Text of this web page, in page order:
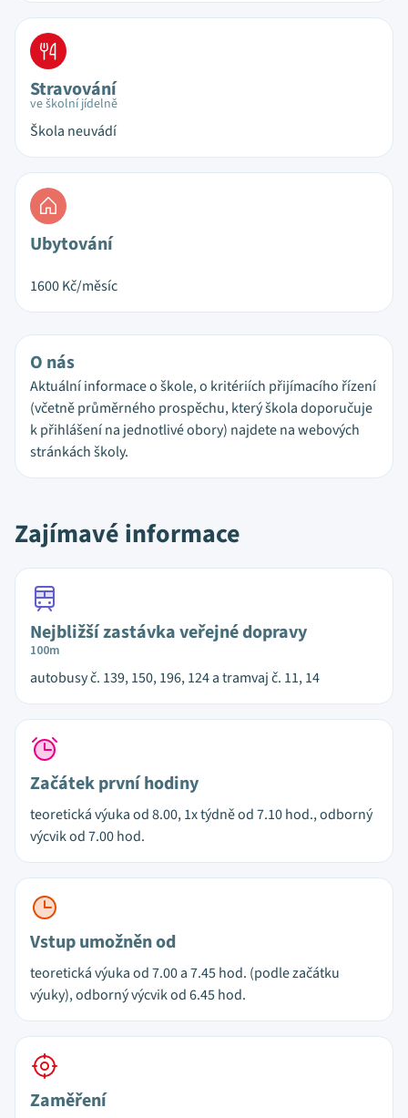
Stravování
ve školní jídelně
Škola neuvádí
Ubytování
1600Kč/měsíc
O nás
Aktuální informace o škole, o kritériích přijímacího řízení
(včetně průměrného prospěchu, který škola doporučuje
k přihlášení na jednotlivé obory) najdete na webových
stránkách školy.
Zajímavé informace
Nejbližší zastávka veřejné dopravy
100m
autobusy č. 139, 150, 196, 124 a tramvaj č. 11, 14
Začátek první hodiny
teoretická výuka od 8.00, 1x týdně od 7.10 hod., odborný
výcvik od 7.00 hod.
Vstup umožněn od
teoretická výuka od 7.00 a 7.45 hod. (podle začátku
výuky), odborný výcvik od 6.45 hod.
Zaměření